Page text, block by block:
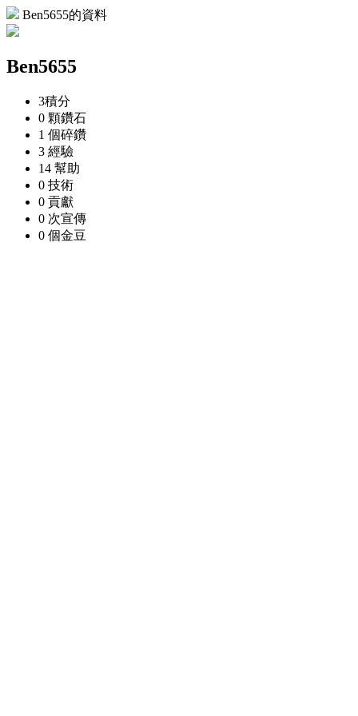
Ben5655的資料
Ben5655
3積分
0 顆鑽石
1 個碎鑽
3 經驗
14 幫助
0 技術
0 貢獻
0 次宣傳
0 個金豆